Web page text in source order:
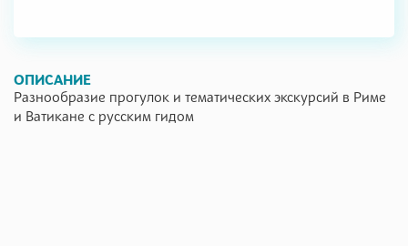
ОПИСАНИЕ
Разнообразие прогулок и тематических экскурсий в Риме
и Ватикане с русским гидом